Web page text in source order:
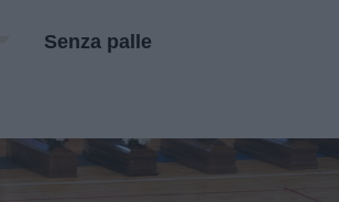
Senza palle